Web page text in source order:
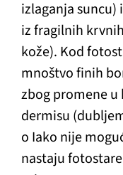
izlaganja
iz fragilnih
kože). Kod
mnoštvo finih
zbog promene u
dermisu
o Iako nije
nastaju